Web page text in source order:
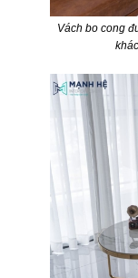
Vách bo cong